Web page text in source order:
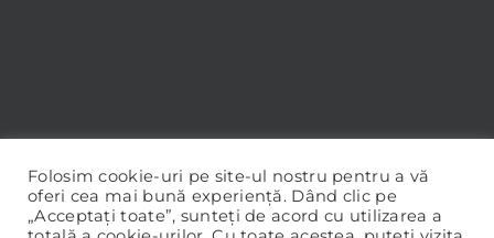
Folosim cookie-uri pe site-ul nostru pentru a vă
oferi cea mai bună experiență. Dând clic pe
„Acceptați toate”, sunteți de acord cu utilizarea a